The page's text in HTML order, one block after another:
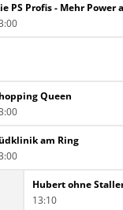
PS Profis - Mehr Power
Queen
am Ring
Hubert ohne
13:10